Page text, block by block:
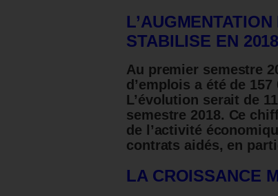
STABILISE EN 2018
Au premier semestre
d’emplois a été de
L’évolution serait de
semestre 2018. Ce
de l’activité
contrats aidés, en
LA CROISSANCE